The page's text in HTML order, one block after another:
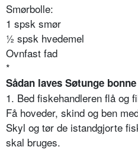
Smørbolle:
1 spsk smør
½ spsk hvedemel
Ovnfast fad
*
Sådan laves Søtunge
1. Bed fiskehandleren flå og
Få hoveder, skind og ben
Skyl og tør de istandgjorte
skal bruges.